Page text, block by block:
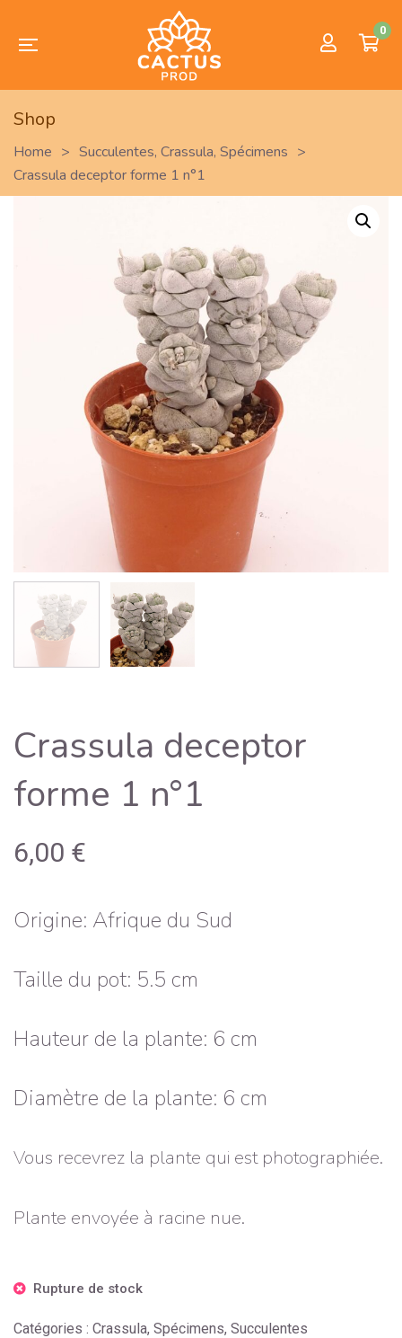
0
Shop
Home > Succulentes, Crassula, Spécimens >
Crassula deceptor forme 1 n°1
Crassula deceptor
forme 1 n°1
6,00 €
Origine: Afrique du Sud
Taille du pot: 5.5 cm
Hauteur de la plante: 6 cm
Diamètre de la plante: 6 cm
Vous recevrez la plante qui est photographiée.
Plante envoyée à racine nue.
Rupture de stock
Catégories : Crassula, Spécimens, Succulentes